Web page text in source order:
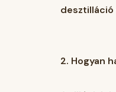
desztilláció
2. Hogyan